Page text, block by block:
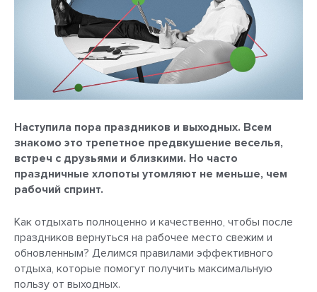
Наступила пора праздников и выходных. Всем
знакомо это трепетное предвкушение веселья,
встреч с друзьями и близкими. Но часто
праздничные хлопоты утомляют не меньше, чем
рабочий спринт.
Как отдыхать полноценно и качественно, чтобы после
праздников вернуться на рабочее место свежим и
обновленным? Делимся правилами эффективного
отдыха, которые помогут получить максимальную
пользу от выходных.